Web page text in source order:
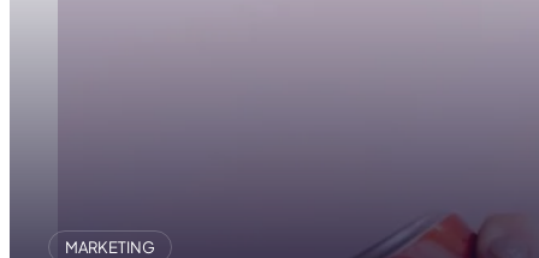
MARKETING